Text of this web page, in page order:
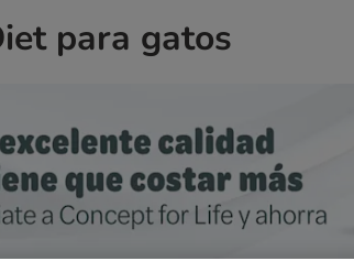
para gatos